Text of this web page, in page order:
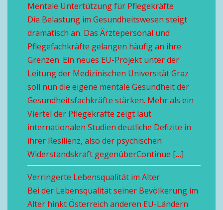
Mentale Untertützung für Pflegekräfte
Die Belastung im Gesundheitswesen steigt
dramatisch an. Das Ärztepersonal und
Pflegefachkräfte gelangen häufig an ihre
Grenzen. Ein neues EU-Projekt unter der
Leitung der Medizinischen Universität Graz
soll nun die eigene mentale Gesundheit der
Gesundheitsfachkräfte stärken. Mehr als ein
Viertel der Pflegekräfte zeigt laut
internationalen Studien deutliche Defizite in
ihrer Resilienz, also der psychischen
Widerstandskraft gegenüberContinue […]
Verringerte Lebensqualität im Alter
Bei der Lebensqualität seiner Bevölkerung im
Alter hinkt Österreich anderen EU-Ländern